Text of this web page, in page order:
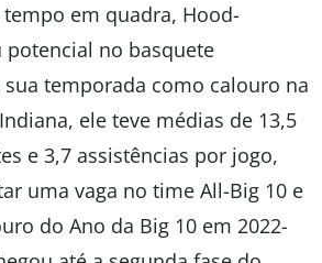
em quadra, Hood-
no basquete
temporada como calouro na
ele teve médias de 13,5
e 3,7 assistências por jogo,
uma vaga no time All-Big 10 e
do Ano da Big 10 em 2022-